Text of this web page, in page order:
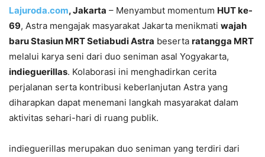
Lajuroda.com, Jakarta – Menyambut momentum HUT ke-
69, Astra mengajak masyarakat Jakarta menikmati wajah
baru Stasiun MRT Setiabudi Astra beserta ratangga MRT
melalui karya seni dari duo seniman asal Yogyakarta,
indieguerillas. Kolaborasi ini menghadirkan cerita
perjalanan serta kontribusi keberlanjutan Astra yang
diharapkan dapat menemani langkah masyarakat dalam
aktivitas sehari-hari di ruang publik.
indieguerillas merupakan duo seniman yang terdiri dari